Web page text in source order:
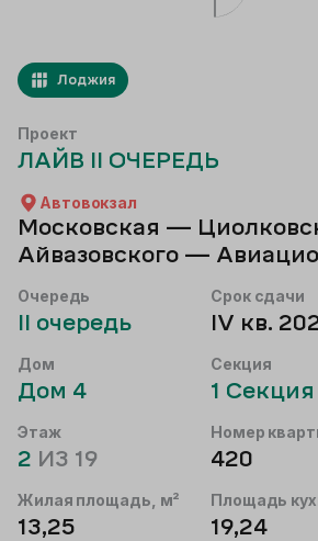
Лоджия
Проект
ЛАЙВ II ОЧЕРЕДЬ
Автовокзал
Московская —
Айвазовского —
Очередь
II очередь
Срок сдачи
IV кв.
Дом
Дом 4
Секция
1 Секция
Этаж
2 ИЗ 19
Номер
420
Жилая площадь, м²
13,25
Площадь
19,24